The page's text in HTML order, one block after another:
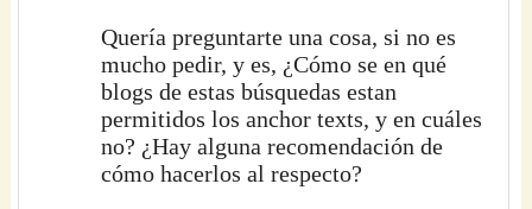
Quería preguntarte una cosa, si no es
mucho pedir, y es, ¿Cómo se en qué
blogs de estas búsquedas estan
permitidos los anchor texts, y en cuáles
no? ¿Hay alguna recomendación de
cómo hacerlos al respecto?